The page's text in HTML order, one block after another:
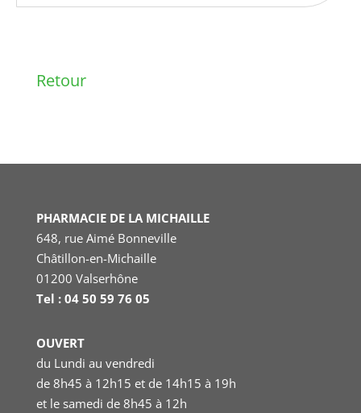
Retour
PHARMACIE DE LA MICHAILLE
648, rue Aimé Bonneville
Châtillon-en-Michaille
01200 Valserhône
Tel : 04 50 59 76 05
OUVERT
du Lundi au vendredi
de 8h45 à 12h15 et de 14h15 à 19h
et le samedi de 8h45 à 12h